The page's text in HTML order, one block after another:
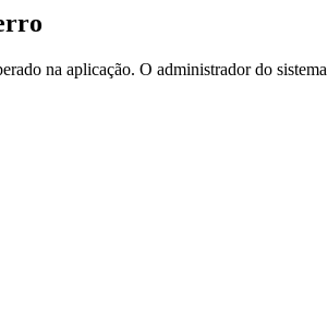
na aplicação. O administrador do